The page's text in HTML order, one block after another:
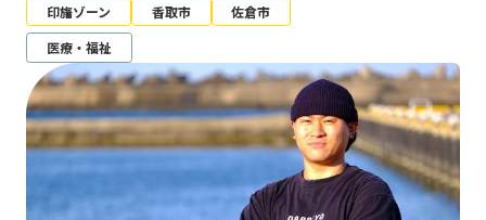
印旛ゾーン 香取市
佐倉市
医療・福祉